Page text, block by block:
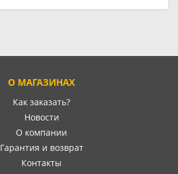
О МАГАЗИНАХ
Как заказать?
Новости
О компании
Гарантия и возврат
Контакты